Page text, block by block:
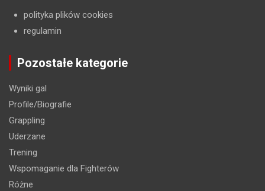
polityka plików cookies
regulamin
Pozostałe kategorie
Wyniki gal
Profile/Biografie
Grappling
Uderzane
Trening
Wspomaganie dla Fighterów
Różne